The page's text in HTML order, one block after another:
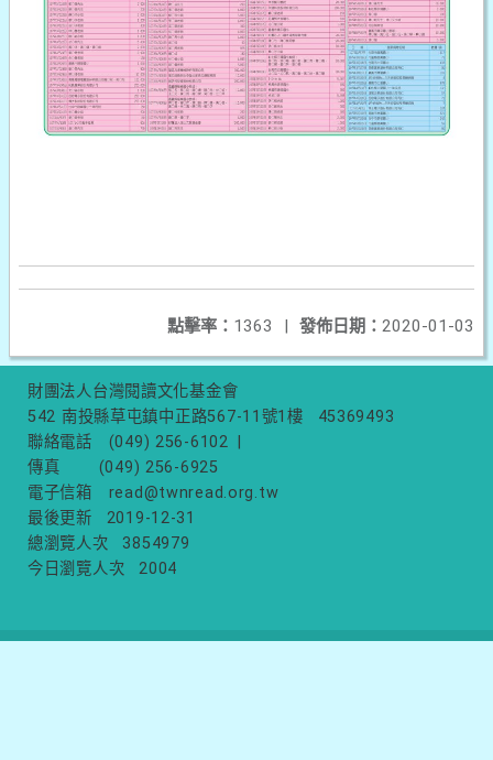
發佈日期： 2020-01-03
點擊率： 1363
財團法人台灣閱讀文化基金會
542 南投縣草屯鎮中正路567-11號1樓
45369493
聯絡電話
(049) 256-6102
傳真
(049) 256-6925
電子信箱
read@twnread.org.tw
最後更新
2019-12-31
總瀏覽人次
3854979
今日瀏覽人次
2004